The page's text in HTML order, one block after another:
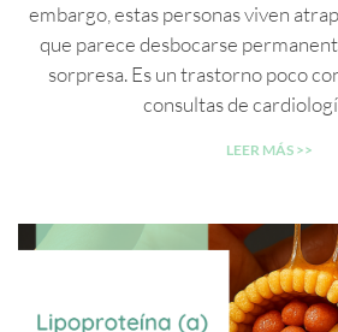
embargo, estas personas viven
que parece desbocarse
sorpresa. Es un trastorno poco
consultas de
LEER MÁS >>